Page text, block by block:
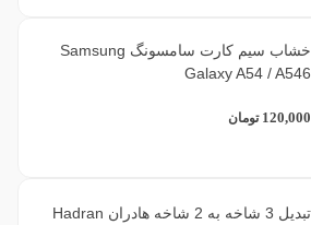
خشاب سیم کارت سامسونگ Samsung
Galaxy A54 / A546
120,000 تومان
تبدیل 3 شاخه به 2 شاخه هادران Hadran